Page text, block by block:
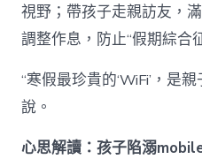
視野；帶孩子走親訪友，
調整作息，防止“假期綜合
“寒假最珍貴的‘WiFi’，是
說。
心思解讀：孩子陷溺